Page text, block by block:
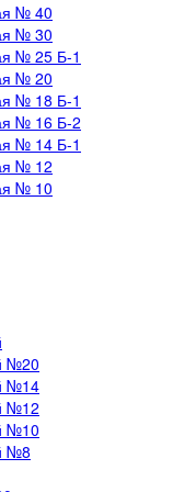
№ 40
№ 30
№ 25 Б-1
№ 20
№ 18 Б-1
№ 16 Б-2
№ 14 Б-1
№ 12
№ 10
№20
№14
№12
№10
№8